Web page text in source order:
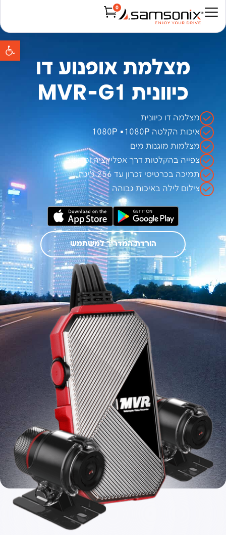
0
מצלמת אופנוע דו
כיוונית MVR-G1
מצלמה דו כיוונית
איכות הקלטה 1080P +1080P
מצלמות מוגנות מים
צפייה בהקלטות דרך אפליקציה ומחשב
תמיכה בכרטיסי זכרון עד 256 ג'יגה
צילום לילה באיכות גבוהה
הורדת המדריך למשתמש